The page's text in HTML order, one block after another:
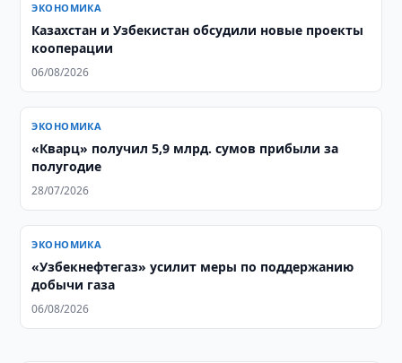
ЭКОНОМИКА
Казахстан и Узбекистан обсудили новые проекты
кооперации
06/08/2026
ЭКОНОМИКА
«Кварц» получил 5,9 млрд. сумов прибыли за
полугодие
28/07/2026
ЭКОНОМИКА
«Узбекнефтегаз» усилит меры по поддержанию
добычи газа
06/08/2026